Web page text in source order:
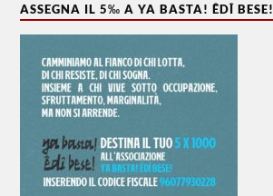
ASSEGNA IL 5‰ A YA BASTA! ÊDÎ BESE!